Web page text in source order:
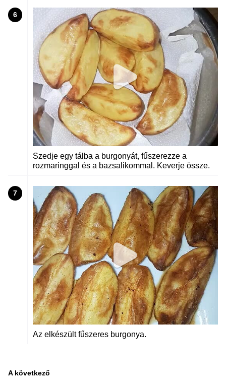
6
Szedje egy tálba a burgonyát, fűszerezze a
rozmaringgal és a bazsalikommal. Keverje össze.
7
Az elkészült fűszeres burgonya.
A következő